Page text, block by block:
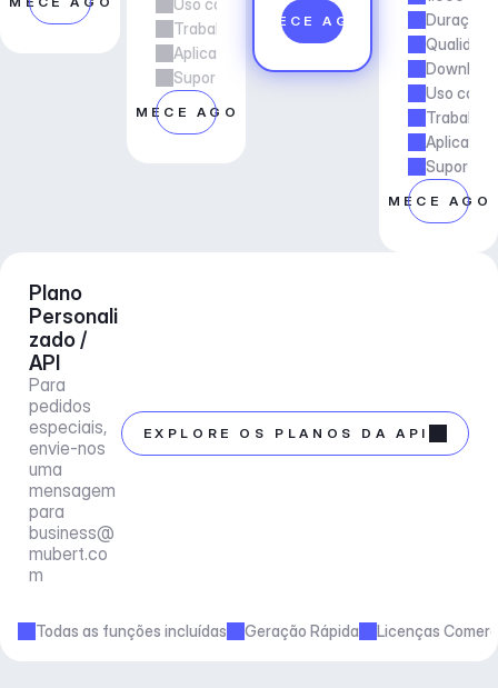
Uso comercial
Trabalho freelancer e de agência
Aplicações e Serviços
Suporte ao gerente de conta
COMECE AGORA
COMECE AGORA
Duração
Uso
Trabalho
Suporte
COMECE
Plano
Personali
zado /
API
Para
pedidos
especiais,
envie-nos
uma
mensagem
business@
mubert.co
m
EXPLORE OS PLANOS DA API
Todas as funções incluídas Geração Rápida Licenças